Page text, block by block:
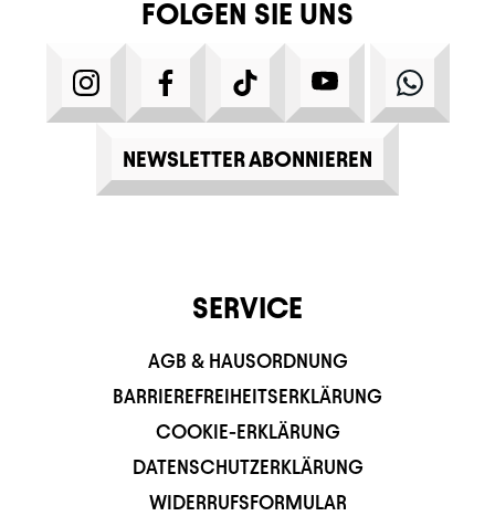
FOLGEN SIE UNS
INSTAGRAMFACEBOOKTIKTOK YOUTUBE
NEWSLETTER ABONNIEREN
SERVICE
AGB & HAUSORDNUNG
BARRIEREFREIHEITSERKLÄRUNG
COOKIE-ERKLÄRUNG
DATENSCHUTZERKLÄRUNG
WIDERRUFSFORMULAR